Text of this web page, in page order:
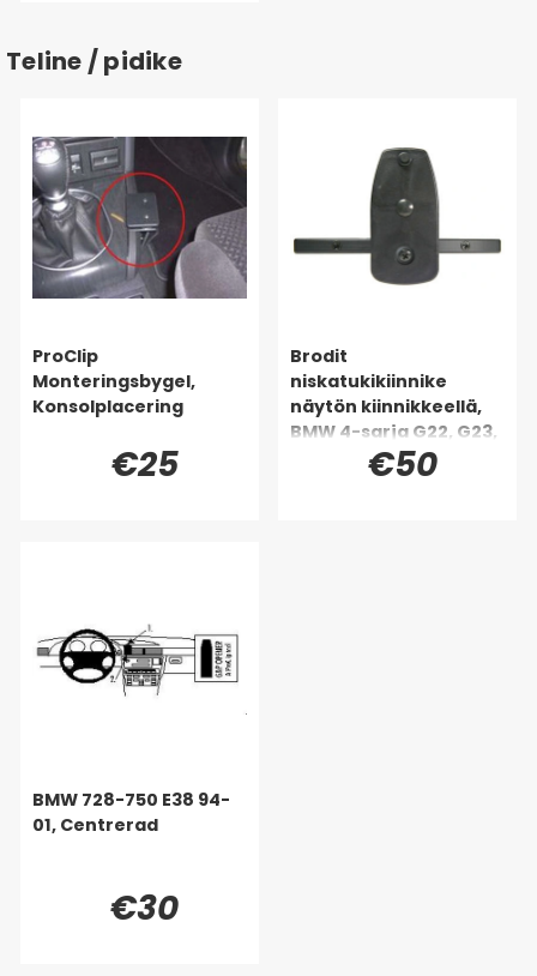
Teline / pidike
ProClip
Monteringsbygel,
Konsolplacering
€25
Brodit
niskatukikiinnike
näytön kiinnikkeellä,
BMW 4-sarja G22, G23,
G24, G26 88-26
€50
BMW 728-750 E38 94-
01, Centrerad
€30